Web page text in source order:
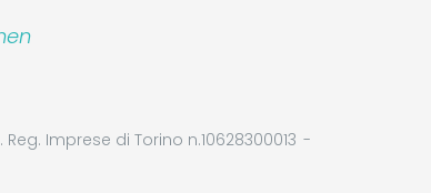
Reg. Imprese di Torino n.10628300013